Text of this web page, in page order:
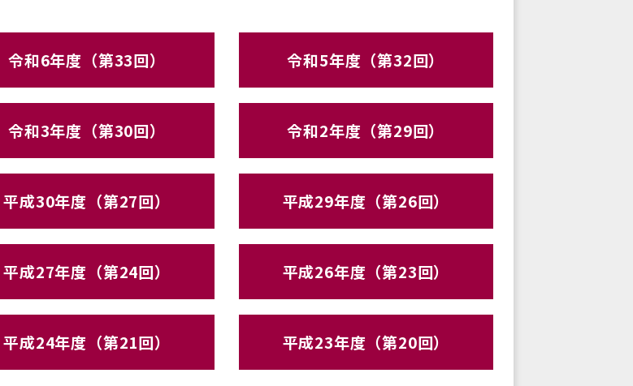
令和6年度（第33回） 令和5年度（第32回）
令和3年度（第30回） 令和2年度（第29回）
平成30年度（第27回） 平成29年度（第26回）
平成27年度（第24回） 平成26年度（第23回）
平成24年度（第21回） 平成23年度（第20回）